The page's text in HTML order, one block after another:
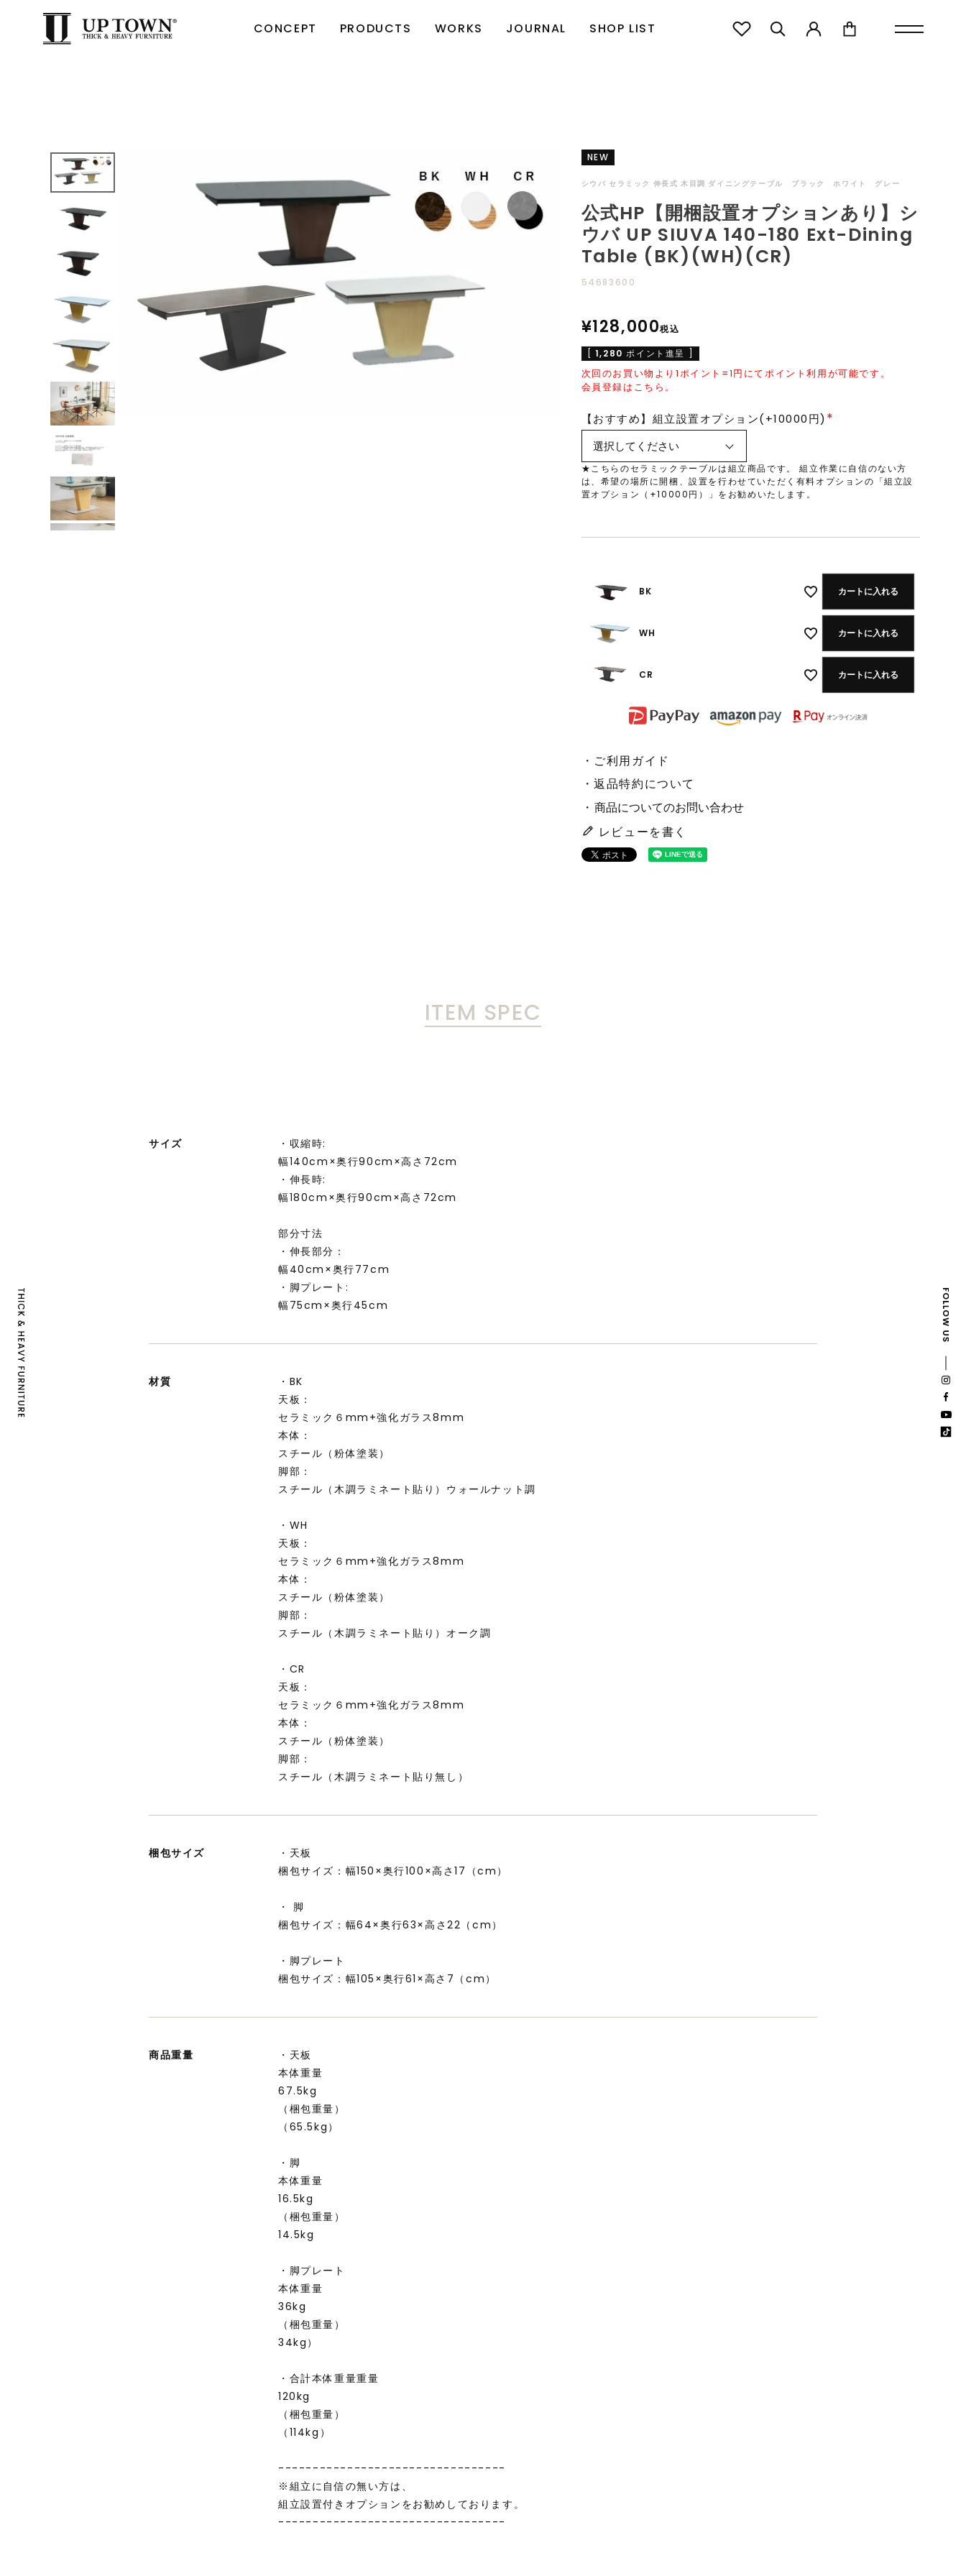
CONCEPT PRODUCTS WORKS JOURNAL SHOP LIST
NEW
シウバ セラミック 伸長式 木目調 ダイニングテーブル ブラック ホワイト グレー
公式HP【開梱設置オプションあり】シ
ウバ UP SIUVA 140-180 Ext-Dining
Table (BK)(WH)(CR)
54683600
¥128,000税込
1,280 ポイント進呈 ]
次回のお買い物より1ポイント=1円にてポイント利用が可能です。
会員登録はこちら。
【おすすめ】組立設置オプション(+10000円)
須
★こちらのセラミックテーブルは組立商品です。 組立作業に自信のない方
は、希望の場所に開梱、設置を行わせていただく有料オプションの「組立設
置オプション（+10000円）」をお勧めいたします。
BK カートに入れる
WH カートに入れる
CR カートに入れる
ご利用ガイド
返品特約について
商品についてのお問い合わせ
レビューを書く
ITEM SPEC
サイズ
・収縮時:
幅140cm×奥行90cm×高さ72cm
・伸長時:
幅180cm×奥行90cm×高さ72cm
部分寸法
・伸長部分：
幅40cm×奥行77cm
・脚プレート:
幅75cm×奥行45cm
材質
・BK
天板：
セラミック６mm+強化ガラス8mm
本体：
スチール（粉体塗装）
脚部：
スチール（木調ラミネート貼り）ウォールナット調
・WH
天板：
セラミック６mm+強化ガラス8mm
本体：
スチール（粉体塗装）
脚部：
スチール（木調ラミネート貼り）オーク調
・CR
天板：
セラミック６mm+強化ガラス8mm
本体：
スチール（粉体塗装）
脚部：
スチール（木調ラミネート貼り無し）
梱包サイズ
・天板
梱包サイズ：幅150×奥行100×高さ17（cm）
・ 脚
梱包サイズ：幅64×奥行63×高さ22（cm）
・脚プレート
梱包サイズ：幅105×奥行61×高さ7（cm）
商品重量
・天板
本体重量
67.5kg
（梱包重量）
（65.5kg）
・脚
本体重量
16.5kg
（梱包重量）
14.5kg
・脚プレート
本体重量
36kg
（梱包重量）
34kg）
・合計本体重量重量
120kg
（梱包重量）
（114kg）
---------------------------------
※組立に自信の無い方は、
組立設置付きオプションをお勧めしております。
---------------------------------